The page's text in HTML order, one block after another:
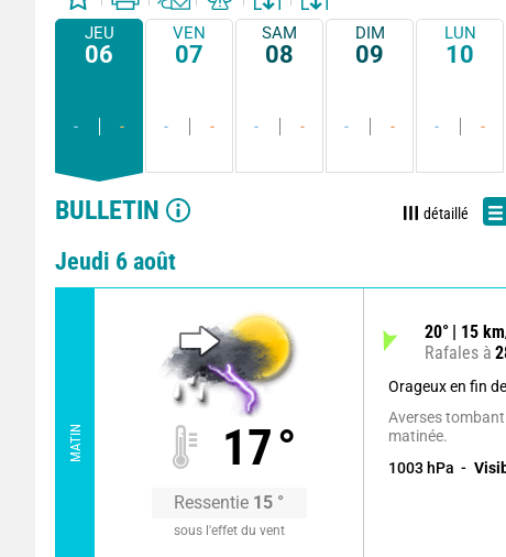
JEU
06
- -
VEN
07
- -
SAM
08
- -
DIM
09
- -
LUN
10
- -
BULLETIN détaillé
Jeudi 6 août
MATIN 17°
Ressentie 15 °
sous l'effet du vent
20° 15
Rafales à
Orageux en fin
Averses
matinée.
1003 hPa